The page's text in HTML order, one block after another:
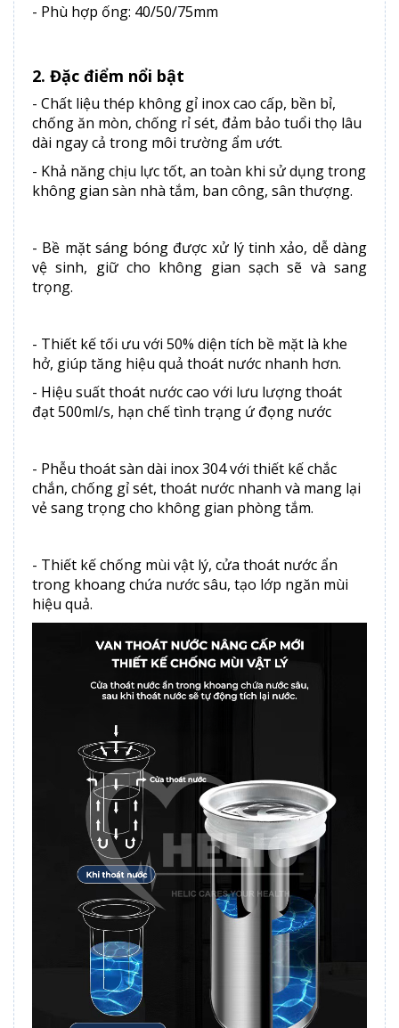
- Phù hợp ống: 40/50/75mm
2. Đặc điểm nổi bật
- Chất liệu thép không gỉ inox cao cấp, bền bỉ,
chống ăn mòn, chống rỉ sét, đảm bảo tuổi thọ lâu
dài ngay cả trong môi trường ẩm ướt.
- Khả năng chịu lực tốt, an toàn khi sử dụng trong
không gian sàn nhà tắm, ban công, sân thượng.
- Bề mặt sáng bóng được xử lý tinh xảo, dễ dàng
vệ sinh, giữ cho không gian sạch sẽ và sang
trọng.
- Thiết kế tối ưu với 50% diện tích bề mặt là khe
hở, giúp tăng hiệu quả thoát nước nhanh hơn.
- Hiệu suất thoát nước cao với lưu lượng thoát
đạt 500ml/s, hạn chế tình trạng ứ đọng nước
- Phễu thoát sàn dài inox 304 với thiết kế chắc
chắn, chống gỉ sét, thoát nước nhanh và mang lại
vẻ sang trọng cho không gian phòng tắm.
- Thiết kế chống mùi vật lý, cửa thoát nước ẩn
trong khoang chứa nước sâu, tạo lớp ngăn mùi
hiệu quả.